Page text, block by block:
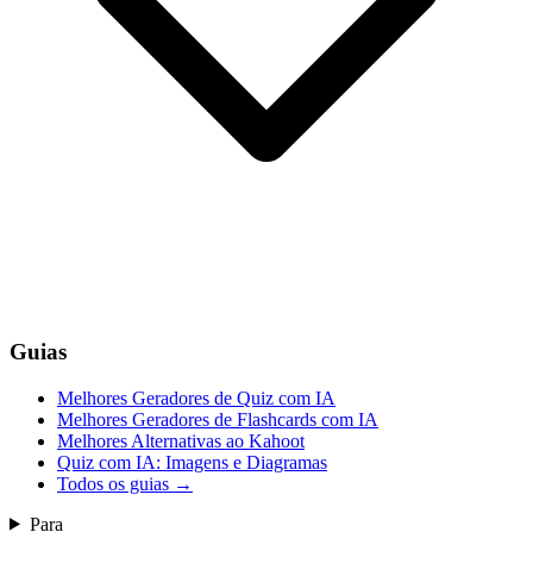
Guias
Melhores Geradores de Quiz com IA
Melhores Geradores de Flashcards com IA
Melhores Alternativas ao Kahoot
Quiz com IA: Imagens e Diagramas
Todos os guias →
Para